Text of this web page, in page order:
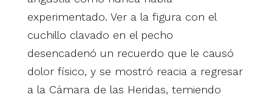
experimentado. Ver a la figura con el
cuchillo clavado en el pecho
desencadenó un recuerdo que le causó
dolor físico, y se mostró reacia a regresar
a la Cámara de las Heridas, temiendo